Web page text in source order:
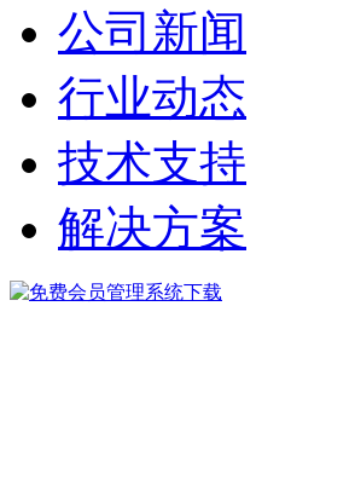
公司新闻
行业动态
技术支持
解决方案